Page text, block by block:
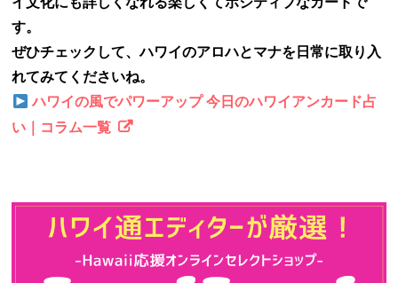
す。
ぜひチェックして、ハワイのアロハとマナを日常に取り入
れてみてくださいね。
ハワイの風でパワーアップ 今日のハワイアンカード占
い｜コラム一覧